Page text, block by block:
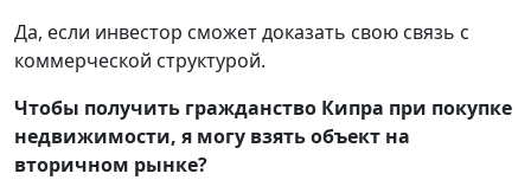
Да, если инвестор сможет доказать свою связь с
коммерческой структурой.
Чтобы получить гражданство Кипра при покупке
недвижимости, я могу взять объект на
вторичном рынке?